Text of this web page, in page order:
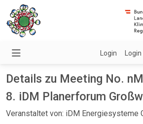
Login
Details zu Meeting No.
8. iDM Planerforum
Veranstaltet von: iDM Energiesysteme